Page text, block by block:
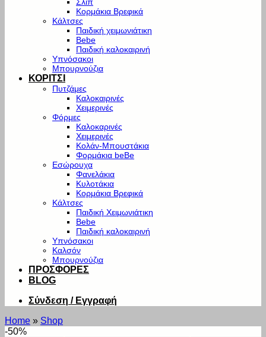
Κορμάκια Βρεφικά
Κάλτσες
Παιδική χειμωνιάτικη
Bebe
Παιδική καλοκαιρινή
Υπνόσακοι
Μπουρνούζια
ΚΟΡΙΤΣΙ
Πυτζάμες
Καλοκαιρινές
Χειμερινές
Φόρμες
Καλοκαρινές
Χειμερινές
Κολάν-Μπουστάκια
Φορμάκια beBe
Εσώρουχα
Φανελάκια
Κυλοτάκια
Κορμάκια Βρεφικά
Κάλτσες
Παιδική Χειμωνιάτικη
Bebe
Παιδική καλοκαιρινή
Υπνόσακοι
Καλσόν
Μπουρνούζια
ΠΡΟΣΦΟΡΕΣ
BLOG
Σύνδεση / Εγγραφή
Home » Shop
-50%